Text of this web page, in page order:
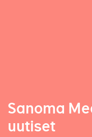
Sanoma
uutiset